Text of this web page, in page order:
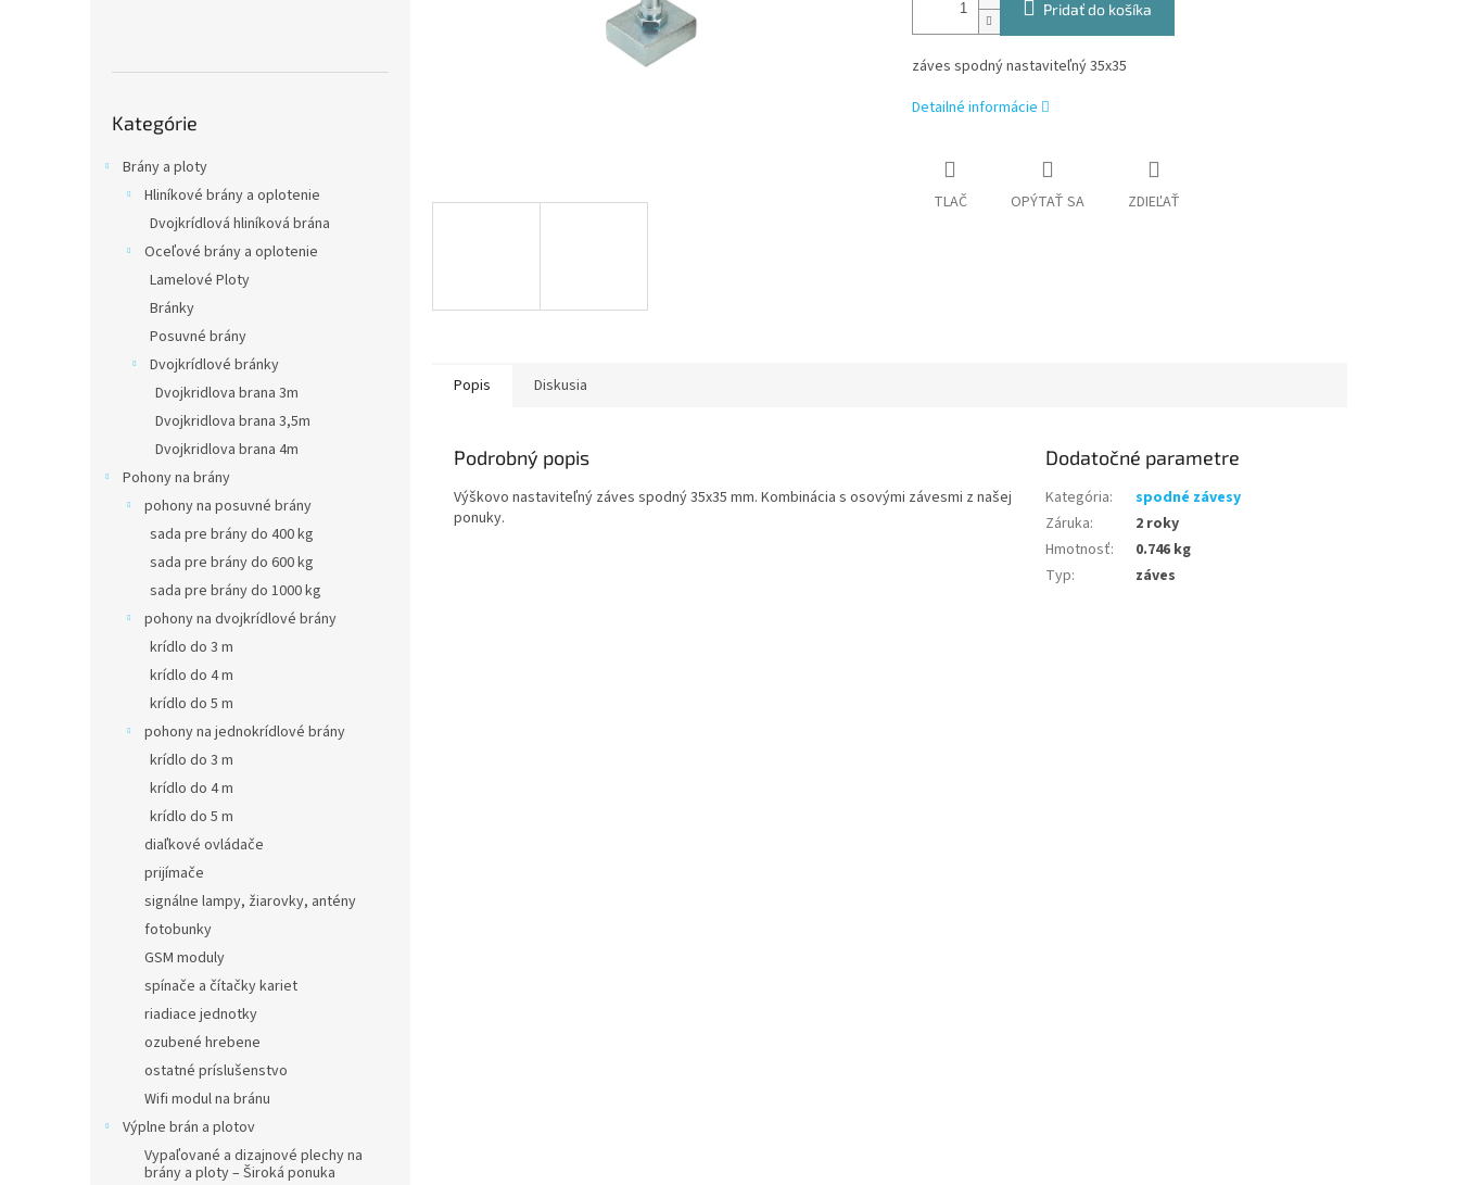
kategórie
Kategórie
Brány a ploty
Hliníkové brány a oplotenie
Dvojkrídlová hliníková brána
Oceľové brány a oplotenie
Lamelové Ploty
Bránky
Posuvné brány
Dvojkrídlové bránky
Dvojkridlova brana 3m
Dvojkridlova brana 3,5m
Dvojkridlova brana 4m
Pohony na brány
pohony na posuvné brány
sada pre brány do 400 kg
sada pre brány do 600 kg
sada pre brány do 1000 kg
pohony na dvojkrídlové brány
krídlo do 3 m
krídlo do 4 m
krídlo do 5 m
pohony na jednokrídlové brány
krídlo do 3 m
krídlo do 4 m
krídlo do 5 m
diaľkové ovládače
prijímače
signálne lampy, žiarovky, antény
fotobunky
GSM moduly
spínače a čítačky kariet
riadiace jednotky
ozubené hrebene
ostatné príslušenstvo
Wifi modul na bránu
Výplne brán a plotov
Vypaľované a dizajnové plechy na
brány a ploty – Široká ponuka
Pridať do košíka
záves spodný nastaviteľný 35x35
Detailné informácie
TLAČ OPÝTAŤ SA ZDIEĽAŤ
Popis Diskusia
Podrobný popis
Výškovo nastaviteľný záves spodný 35x35 mm. Kombinácia s osovými závesmi z našej
ponuky.
Dodatočné parametre
Kategória:
spodné závesy
Záruka:
2 roky
Hmotnosť:
0.746 kg
Typ: záves